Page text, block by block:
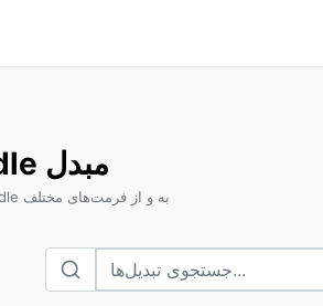
Kindle مبدل
تبدیل Kindle به و از فرمت‌های مختلف